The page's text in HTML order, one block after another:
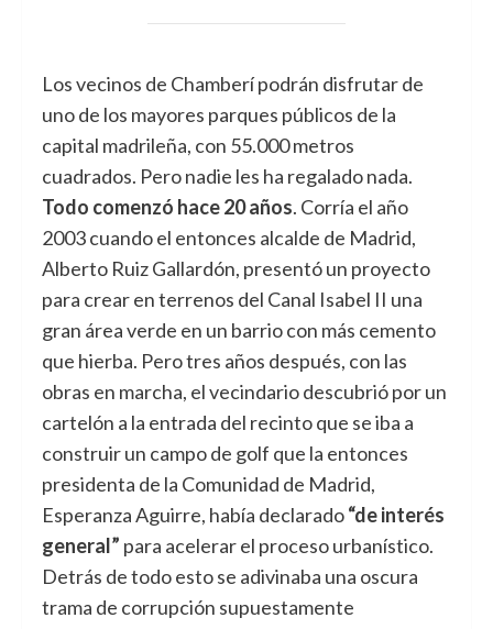
Los vecinos de Chamberí podrán disfrutar de
uno de los mayores parques públicos de la
capital madrileña, con 55.000 metros
cuadrados. Pero nadie les ha regalado nada.
Todo comenzó hace 20 años. Corría el año
2003 cuando el entonces alcalde de Madrid,
Alberto Ruiz Gallardón, presentó un proyecto
para crear en terrenos del Canal Isabel II una
gran área verde en un barrio con más cemento
que hierba. Pero tres años después, con las
obras en marcha, el vecindario descubrió por un
cartelón a la entrada del recinto que se iba a
construir un campo de golf que la entonces
presidenta de la Comunidad de Madrid,
Esperanza Aguirre, había declarado“de interés
general” para acelerar el proceso urbanístico.
Detrás de todo esto se adivinaba una oscura
trama de corrupción supuestamente